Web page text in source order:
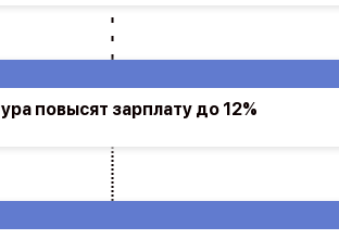
повысят зарплату до 12%